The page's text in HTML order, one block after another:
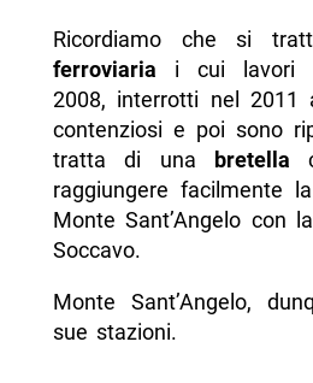
Ricordiamo che si
ferroviaria i cui lavori
2008, interrotti nel 2011
contenziosi e poi sono
tratta di una bretella
raggiungere facilmente
Monte Sant’Angelo con
Soccavo.
Monte Sant’Angelo,
sue stazioni.